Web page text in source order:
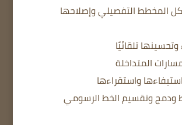
المخطط التفصيلي وإصلاحها
تلقائيًا
المتداخلة
واستقراءها
ودمج وتقسيم الخط الرسومي